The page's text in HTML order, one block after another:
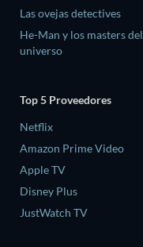
Las ovejas detectives
He-Man y los masters del
universo
Top 5 Proveedores
Netflix
Amazon Prime Video
Apple TV
Disney Plus
JustWatch TV